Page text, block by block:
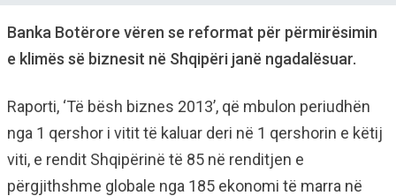
Banka Botërore vëren se reformat për përmirësimin
e klimës së biznesit në Shqipëri janë ngadalësuar.
Raporti, ‘Të bësh biznes 2013’, që mbulon periudhën
nga 1 qershor i vitit të kaluar deri në 1 qershorin e këtij
viti, e rendit Shqipërinë të 85 në renditjen e
përgjithshme globale nga 185 ekonomi të marra në